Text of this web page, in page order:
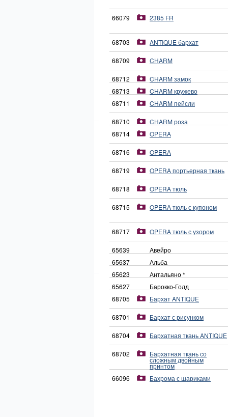
66079 2385 FR
68703 ANTIQUE бархат
68709 CHARM
68712
CHARM замок
68713
CHARM кружево
68711
CHARM пейсли
68710
CHARM роза
68714
OPERA
68716 OPERA
68719 OPERA портьерная ткань
68718 OPERA тюль
68715 OPERA тюль с купоном
68717 OPERA тюль с узором
65639
Авейро
65637
Альба
65623
Антальяно *
65627
Барокко-Голд
68705
Бархат ANTIQUE
68701 Бархат с рисунком
68704 Бархатная ткань ANTIQUE
68702 Бархатная ткань со
сложным двойным
принтом
66096
Бахрома с шариками